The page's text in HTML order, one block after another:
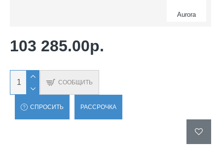
Aurora
103 285.00р.
СООБЩИТЬ
СПРОСИТЬ РАССРОЧКА